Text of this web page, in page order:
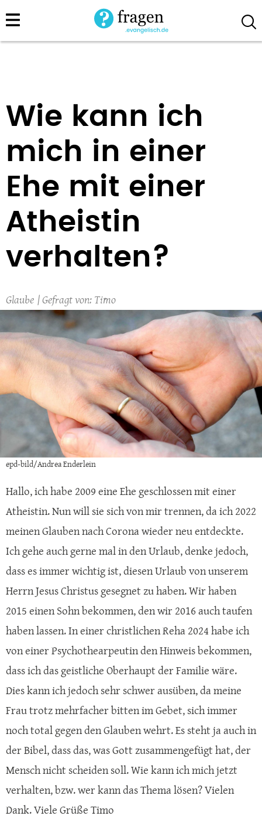
Direkt
zum
Wie kann ich
mich in einer
Ehe mit einer
Atheistin
verhalten?
Glaube Timo
epd-bild/Andrea Enderlein
Hallo, ich habe 2009 eine Ehe geschlossen mit einer
Atheistin. Nun will sie sich von mir trennen, da ich 2022
meinen Glauben nach Corona wieder neu entdeckte.
Ich gehe auch gerne mal in den Urlaub, denke jedoch,
dass es immer wichtig ist, diesen Urlaub von unserem
Herrn Jesus Christus gesegnet zu haben. Wir haben
2015 einen Sohn bekommen, den wir 2016 auch taufen
haben lassen. In einer christlichen Reha 2024 habe ich
von einer Psychothearpeutin den Hinweis bekommen,
dass ich das geistliche Oberhaupt der Familie wäre.
Dies kann ich jedoch sehr schwer ausüben, da meine
Frau trotz mehrfacher bitten im Gebet, sich immer
noch total gegen den Glauben wehrt. Es steht ja auch in
der Bibel, dass das, was Gott zusammengefügt hat, der
Mensch nicht scheiden soll. Wie kann ich mich jetzt
verhalten, bzw. wer kann das Thema lösen? Vielen
Dank. Viele Grüße Timo